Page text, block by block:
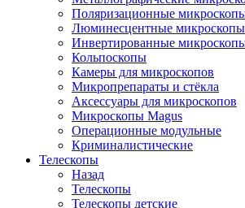
Поляризационные
Люминесцентные микроскопы
Инвертированные
Кольпоскопы
Камеры для микроскопов
Микропрепараты и стёкла
Аксессуары для микроскопов
Микроскопы Magus
Операционные модульные
Криминалистические
Телескопы
Назад
Телескопы
Телескопы детские